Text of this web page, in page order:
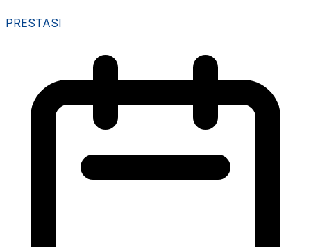
PRESTASI